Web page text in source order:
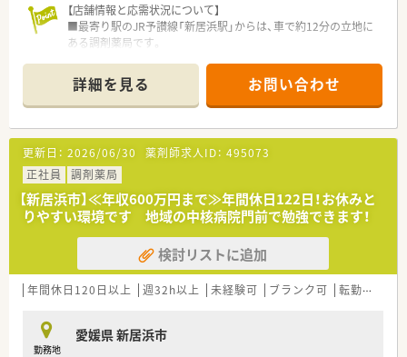
しの方
■将来的に現場以外も含めて幅広くキャリアを考えていきたい
方
■ご家庭の状況に合わせて勤務や職種変更の相談を行いながら
長く働ける先をお探しの方
等々…少しでも気になった方はお問い合わせ下さい。
後10日付与）と休暇においてもライフワークバランスのとりやす
い環境。
■全店にバーコードによる過誤防止システム導入済
・過誤がおきた際、24時間以内に社長まで報告があがり個人で止
めず全社を上げてのサポート体制が整っており、安心して勤務で
きる調剤薬局です。
■2019年 0402通知を受けより薬剤師業務を対人業務にシフ
トさせる為、調剤補助の研修所を兵庫県に設立。社内で定められ
た研修を受けた調剤事務さんが積極的にフォローアップしてく
ださる環境作りを進めています。（関西より開始）
■現場薬剤師のステップアップはもちろん、多数のキャリアポジ
ションが御座います。
＜こんな方にもおススメ＞
■チェーン薬局でのご就業をお考えの方
■残業少なめ、プライベートと両立したい方
■福利厚生や各種手当の手厚さを重視したい方
【店舗情報と応需状況について】
■最寄り駅のJR予讃線「新居浜駅」からは、車で約12分の立地に
ある調剤薬局です。
に1日約25枚を応需しています。
■現在は正社員1名体制で運営しており、エリア増員のため新た
に薬剤師を募集しています。
【募集背景と求める人物像について】
■今回は、地域医療への貢献体制をさらに強化するためのエリア
増員による募集となります。
■これまでのご経験や専門スキルよりも、お人柄やコミュニケー
ション能力を重視した採用方針です。
■年齢や薬剤師経験は問わず、フットワーク軽く柔軟に業務対応
いただける方を歓迎しています。
【法人特徴について】
■愛媛県と香川県（特に中讃エリア）において、ドミナント展開を
見を大切にする風土があります。
詳細を見る お問い合わせ
更新日： 2026/06/30 薬剤師求人ID： 495073
正社員
調剤薬局
【新居浜市】≪年収600万円まで≫年間休日122日！お休みと
りやすい環境です 地域の中核病院門前で勉強できます！
検討リストに追加
年間休日120日以上 週32h以上 未経験可 ブランク可 転勤なし
勤務地
愛媛県 新居浜市